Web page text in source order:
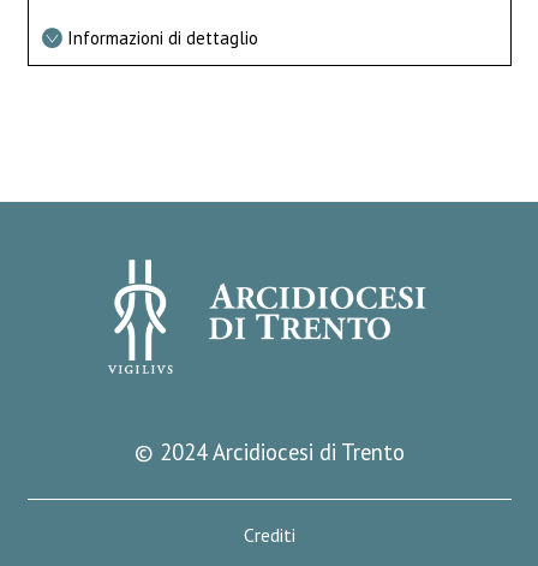
Informazioni di dettaglio
© 2024 Arcidiocesi di Trento
Crediti